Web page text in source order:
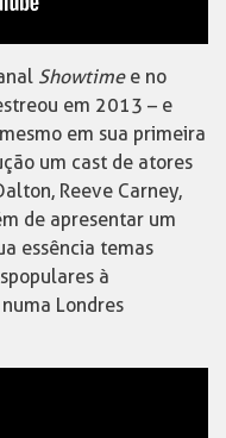
Showtimee no
em 2013 – e
em sua primeira
um cast de atores
Reeve Carney,
de apresentar um
essência temas
populares à
Londres